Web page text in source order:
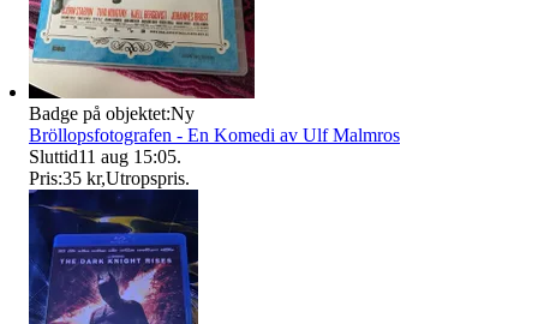
Badge på objektet:Ny
Bröllopsfotografen - En Komedi av Ulf Malmros
Sluttid11 aug 15:05.
Pris:35 kr,Utropspris.